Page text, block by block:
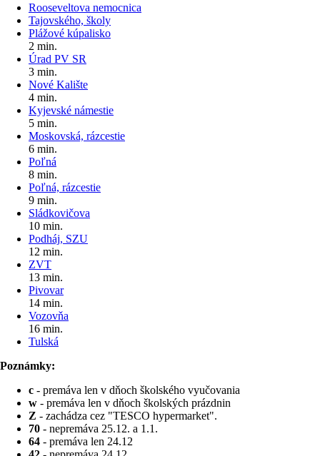
Rooseveltova nemocnica
Tajovského, školy
Plážové kúpalisko
2 min.
Úrad PV SR
3 min.
Nové Kalište
4 min.
Kyjevské námestie
5 min.
Moskovská, rázcestie
6 min.
Poľná
8 min.
Poľná, rázcestie
9 min.
Sládkovičova
10 min.
Podháj, SZU
12 min.
ZVT
13 min.
Pivovar
14 min.
Vozovňa
16 min.
Tulská
Poznámky:
c - premáva len v dňoch školského vyučovania
w - premáva len v dňoch školských prázdnin
Z - zachádza cez "TESCO hypermarket".
70 - nepremáva 25.12. a 1.1.
64 - premáva len 24.12